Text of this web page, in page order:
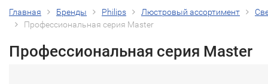
Главная Бренды Philips Люстровый ассортимент
Профессиональная серия Master
Профессиональная серия Master